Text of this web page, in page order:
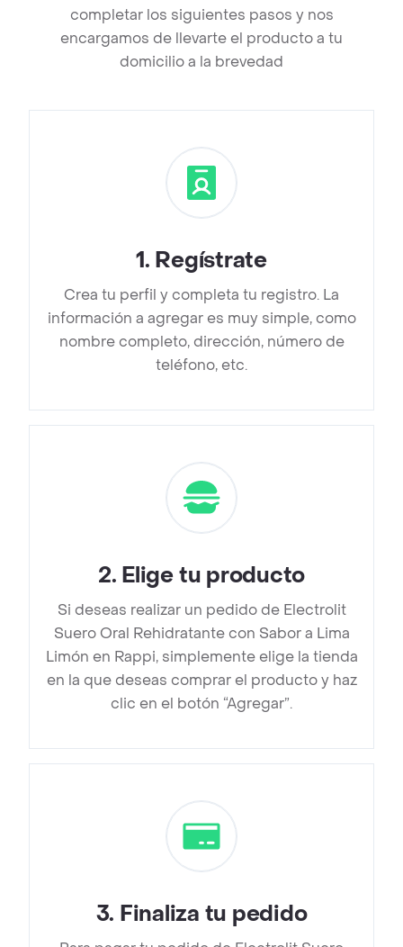
completar los siguientes pasos y nos
encargamos de llevarte el producto a tu
domicilio a la brevedad
1. Regístrate
Crea tu perfil y completa tu registro. La
información a agregar es muy simple, como
nombre completo, dirección, número de
teléfono, etc.
2. Elige tu producto
Si deseas realizar un pedido de Electrolit
Suero Oral Rehidratante con Sabor a Lima
Limón en Rappi, simplemente elige la tienda
en la que deseas comprar el producto y haz
clic en el botón “Agregar”.
3. Finaliza tu pedido